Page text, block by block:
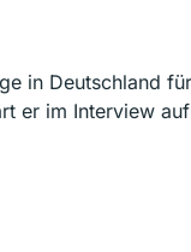
in Deutschland für
er im Interview auf